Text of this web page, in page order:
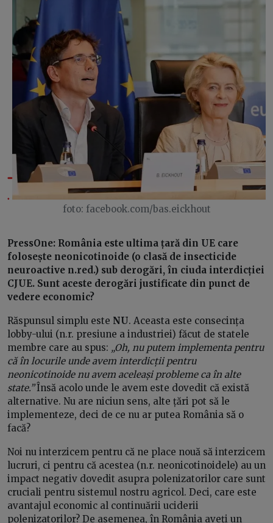
foto: facebook.com/bas.eickhout
PressOne: România este ultima țară din UE care
folosește neonicotinoide (o clasă de insecticide
neuroactive n.red.) sub derogări, în ciuda interdicției
CJUE. Sunt aceste derogări justificate din punct de
vedere economic?
Răspunsul simplu este NU. Aceasta este consecința
lobby-ului (n.r. presiune a industriei) făcut de statele
membre care au spus: „Oh, nu putem implementa pentru
că în locurile unde avem interdicții pentru
neonicotinoide nu avem aceleași probleme ca în alte
state.”Însă acolo unde le avem este dovedit că există
alternative. Nu are niciun sens, alte țări pot să le
implementeze, deci de ce nu ar putea România să o
facă?
Noi nu interzicem pentru că ne place nouă să interzicem
lucruri, ci pentru că acestea (n.r. neonicotinoidele) au un
impact negativ dovedit asupra polenizatorilor care sunt
cruciali pentru sistemul nostru agricol. Deci, care este
avantajul economic al continuării uciderii
polenizatorilor? De asemenea, în România aveți un